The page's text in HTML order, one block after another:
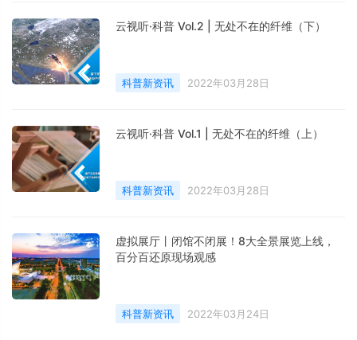
云视听·科普 Vol.2 | 无处不在的纤维（下）
科普新资讯 2022年03月28日
云视听·科普 Vol.1 | 无处不在的纤维（上）
科普新资讯 2022年03月28日
虚拟展厅丨闭馆不闭展！8大全景展览上线，
百分百还原现场观感
科普新资讯 2022年03月24日